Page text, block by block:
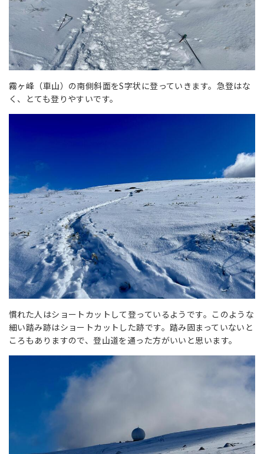
霧ヶ峰（車山）の南側斜面をS字状に登っていきます。急登はな
く、とても登りやすいです。
慣れた人はショートカットして登っているようです。このような
細い踏み跡はショートカットした跡です。踏み固まっていないと
ころもありますので、登山道を通った方がいいと思います。